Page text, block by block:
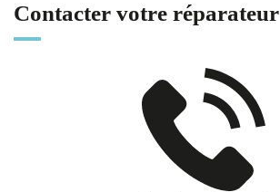
Contacter votre réparateur